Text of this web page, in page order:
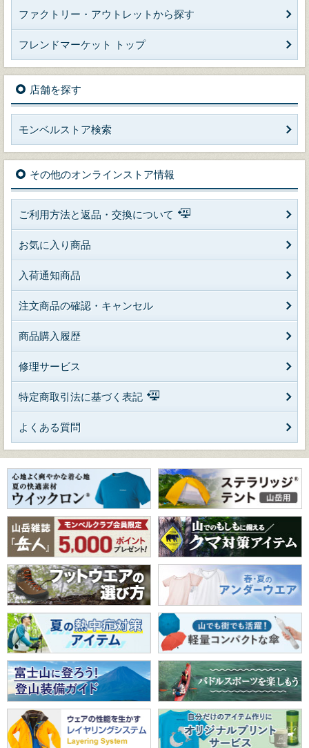
ファクトリー・アウトレットから探す
フレンドマーケット トップ
店舗を探す
モンベルストア検索
その他のオンラインストア情報
ご利用方法と返品・交換について
お気に入り商品
入荷通知商品
注文商品の確認・キャンセル
商品購入履歴
修理サービス
特定商取引法に基づく表記
よくある質問